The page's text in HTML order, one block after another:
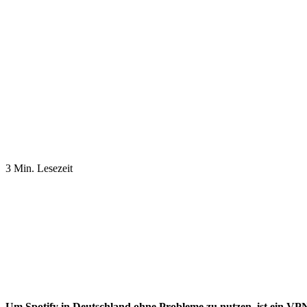
3 Min. Lesezeit